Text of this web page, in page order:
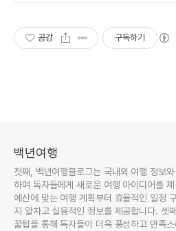
공감 구독하기
백년여행
첫째, 백년여행블로그는 국내외 여행 정보
하며 독자들에게 새로운 여행 아이디어를 제
예산에 맞는 여행 계획부터 효율적인 일정
지 알차고 실용적인 정보를 제공합니다. 셋
꿀팁을 통해 독자들이 더욱 풍성하고 만족